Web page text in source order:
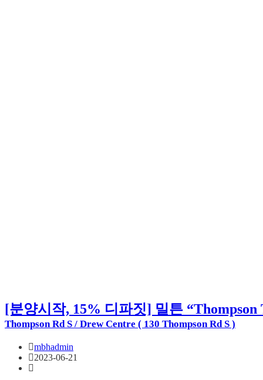
[분양시작, 15% 디파짓] 밀튼
Thompson Rd S / Drew Centre ( 130 Thompson Rd S )
mbhadmin
2023-06-21